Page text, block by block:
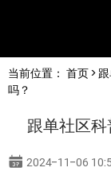
English
简体中文
当前位置： 首页>
吗？
跟单社区
2024-11-06